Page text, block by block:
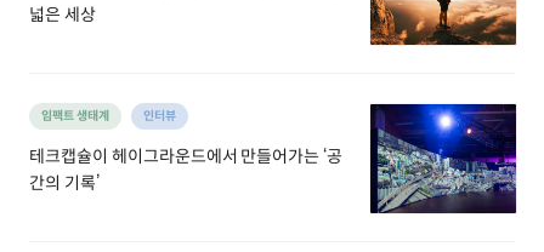
넓은 세상
임팩트 생태계 인터뷰
테크캡슐이 헤이그라운드에서 만들어가는 ‘공
간의 기록’